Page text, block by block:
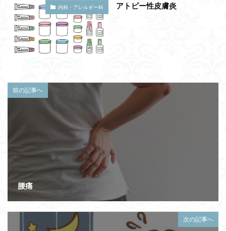
内科・アレルギー科 アトピー性皮膚炎
前の記事へ
腰痛
次の記事へ